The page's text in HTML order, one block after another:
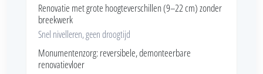
Renovatie met grote hoogteverschillen (9–22 cm) zonder
breekwerk
Snel nivelleren, geen droogtijd
Monumentenzorg: reversibele, demonteerbare
renovatievloer